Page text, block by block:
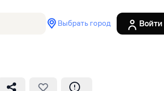
Выбрать город Войти